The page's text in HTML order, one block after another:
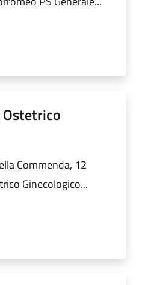
Ostetrico
Commenda, 12
Ginecologico...